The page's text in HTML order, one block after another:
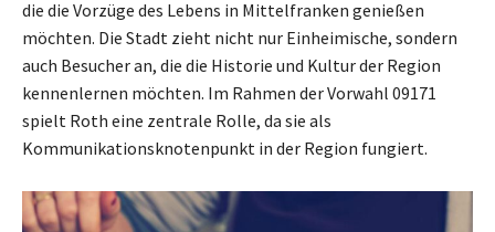
die die Vorzüge des Lebens in Mittelfranken genießen
möchten. Die Stadt zieht nicht nur Einheimische, sondern
auch Besucher an, die die Historie und Kultur der Region
kennenlernen möchten. Im Rahmen der Vorwahl 09171
spielt Roth eine zentrale Rolle, da sie als
Kommunikationsknotenpunkt in der Region fungiert.